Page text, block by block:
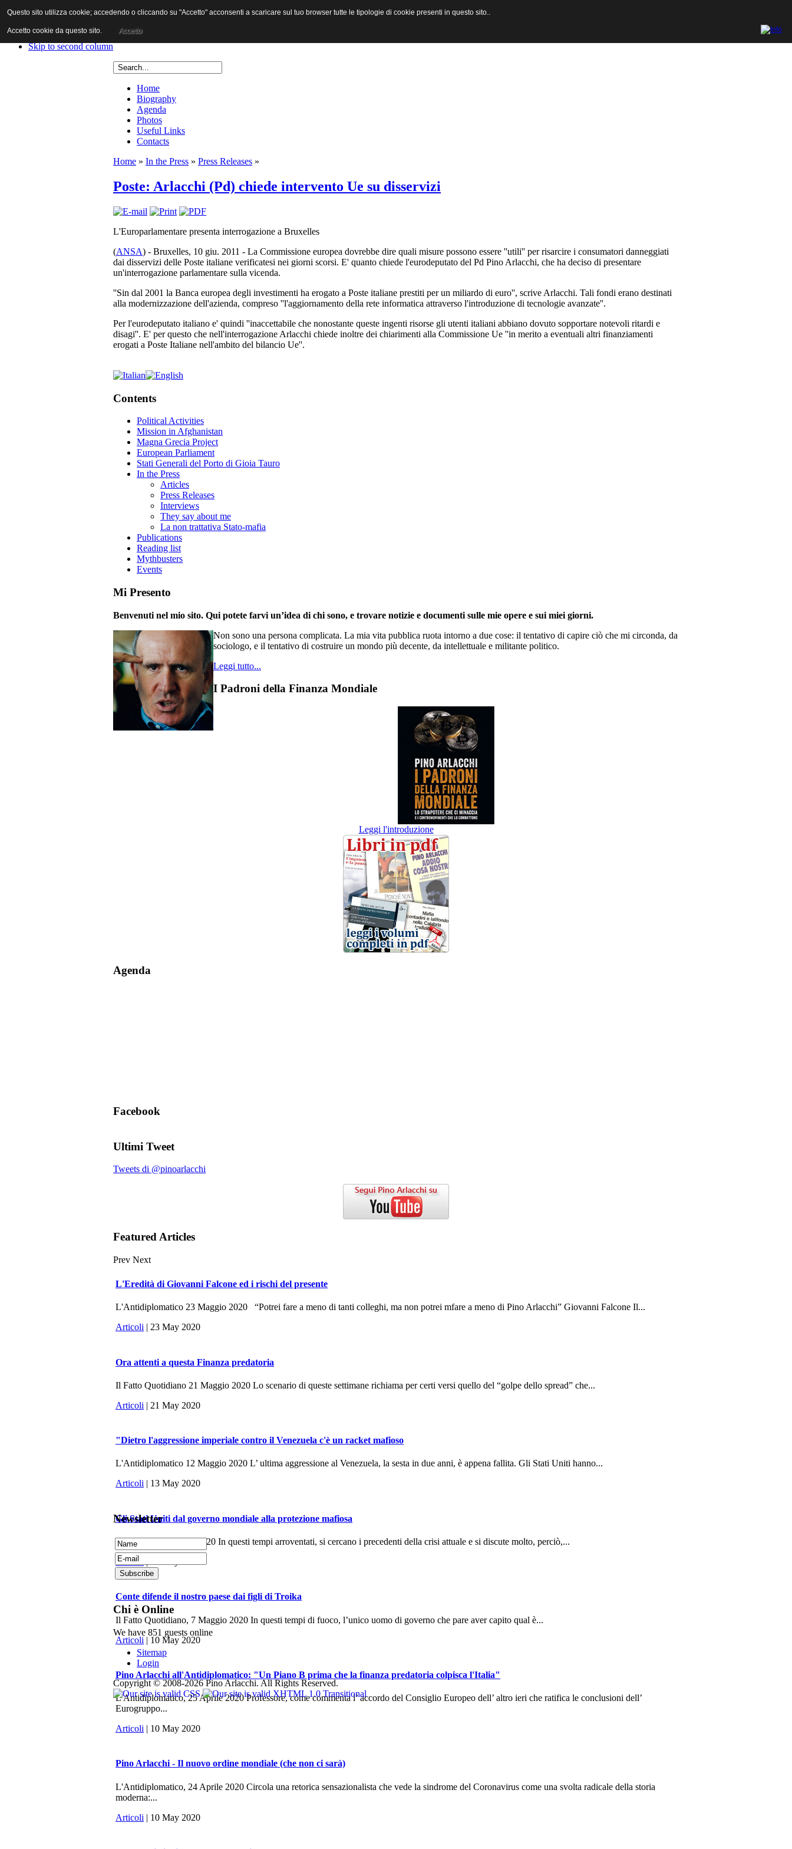
Skip to content
Skip to first column
Skip to second column
Home
Biography
Agenda
Photos
Useful Links
Contacts
Home » In the Press » Press Releases »
Poste: Arlacchi (Pd) chiede intervento Ue su disservizi
L'Europarlamentare presenta interrogazione a Bruxelles
(ANSA) - Bruxelles, 10 giu. 2011 - La Commissione europea dovrebbe dire quali misure possono essere ''utili'' per risarcire i consumatori danneggiati
dai disservizi delle Poste italiane verificatesi nei giorni scorsi. E' quanto chiede l'eurodeputato del Pd Pino Arlacchi, che ha deciso di presentare
un'interrogazione parlamentare sulla vicenda.
''Sin dal 2001 la Banca europea degli investimenti ha erogato a Poste italiane prestiti per un miliardo di euro'', scrive Arlacchi. Tali fondi erano destinati
alla modernizzazione dell'azienda, compreso ''l'aggiornamento della rete informatica attraverso l'introduzione di tecnologie avanzate''.
Per l'eurodeputato italiano e' quindi ''inaccettabile che nonostante queste ingenti risorse gli utenti italiani abbiano dovuto sopportare notevoli ritardi e
disagi''. E' per questo che nell'interrogazione Arlacchi chiede inoltre dei chiarimenti alla Commissione Ue ''in merito a eventuali altri finanziamenti
erogati a Poste Italiane nell'ambito del bilancio Ue''.
Contents
Political Activities
Mission in Afghanistan
Magna Grecia Project
European Parliament
Stati Generali del Porto di Gioia Tauro
In the Press
Articles
Press Releases
Interviews
They say about me
La non trattativa Stato-mafia
Publications
Reading list
Mythbusters
Events
Mi Presento
Benvenuti nel mio sito. Qui potete farvi un’idea di chi sono, e trovare notizie e documenti sulle mie opere e sui miei giorni.
Non sono una persona complicata. La mia vita pubblica ruota intorno a due cose: il tentativo di capire ciò che mi circonda, da
sociologo, e il tentativo di costruire un mondo più decente, da intellettuale e militante politico.
Leggi tutto...
I Padroni della Finanza Mondiale
Leggi l'introduzione
Agenda
Facebook
Ultimi Tweet
Tweets di @pinoarlacchi
Featured Articles
Prev Next
L'Eredità di Giovanni Falcone ed i rischi del presente
L'Antidiplomatico 23 Maggio 2020 “Potrei fare a meno di tanti colleghi, ma non potrei mfare a meno di Pino Arlacchi” Giovanni Falcone Il...
Articoli | 23 May 2020
Ora attenti a questa Finanza predatoria
Il Fatto Quotidiano 21 Maggio 2020 Lo scenario di queste settimane richiama per certi versi quello del “golpe dello spread” che...
Articoli | 21 May 2020
"Dietro l'aggressione imperiale contro il Venezuela c'è un racket mafioso
L'Antidiplomatico 12 Maggio 2020 L’ ultima aggressione al Venezuela, la sesta in due anni, è appena fallita. Gli Stati Uniti hanno...
Articoli | 13 May 2020
Gli Stati Uniti dal governo mondiale alla protezione mafiosa
La Fionda, 7 Maggio 2020 In questi tempi arroventati, si cercano i precedenti della crisi attuale e si discute molto, perciò,...
Articoli
Conte difende il nostro paese dai figli di Troika
Il Fatto Quotidiano, 7 Maggio 2020 In questi tempi di fuoco, l’unico uomo di governo che pare aver capito qual è...
Articoli | 10 May 2020
Pino Arlacchi all'Antidiplomatico: "Un Piano B prima che la finanza predatoria colpisca l'Italia"
L'Antidiplomatico, 25 Aprile 2020 Professore, come commenta l’ accordo del Consiglio Europeo dell’ altro ieri che ratifica le conclusioni dell’
Eurogruppo...
Articoli | 10 May 2020
Pino Arlacchi - Il nuovo ordine mondiale (che non ci sarà)
L'Antidiplomatico, 24 Aprile 2020 Circola una retorica sensazionalista che vede la sindrome del Coronavirus come una svolta radicale della storia
moderna:...
Articoli | 10 May 2020
Newsletter
Chi è Online
We have 851 guests online
Sitemap
Login
Copyright © 2008-2026 Pino Arlacchi. All Rights Reserved.
Questo sito utilizza cookie; accedendo o cliccando su "Accetto" acconsenti a scaricare sul tuo browser tutte le tipologie di cookie presenti in questo sito..
Accetto cookie da questo sito. Accetto